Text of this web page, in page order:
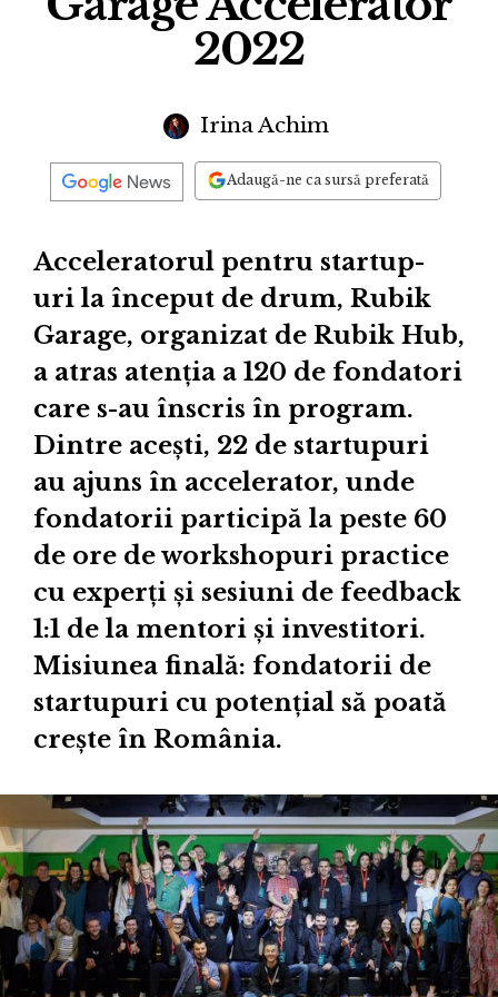
2022
Irina Achim
Adaugă-ne ca sursă preferată
Acceleratorul pentru startup-
uri la început de drum, Rubik
Garage, organizat de Rubik Hub,
a atras atenția a 120 de fondatori
care s-au înscris în program.
Dintre acești, 22 de startupuri
au ajuns în accelerator, unde
fondatorii participă la peste 60
de ore de workshopuri practice
cu experți și sesiuni de feedback
1:1 de la mentori și investitori.
Misiunea finală: fondatorii de
startupuri cu potențial să poată
crește în România.